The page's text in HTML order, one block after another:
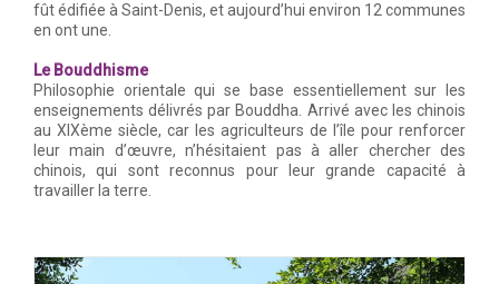
fût édifiée à Saint-Denis, et aujourd’hui environ 12 communes
en ont une.
Le Bouddhisme
Philosophie orientale qui se base essentiellement sur les
enseignements délivrés par Bouddha. Arrivé avec les chinois
au XIXème siècle, car les agriculteurs de l’île pour renforcer
leur main d’œuvre, n’hésitaient pas à aller chercher des
chinois, qui sont reconnus pour leur grande capacité à
travailler la terre.